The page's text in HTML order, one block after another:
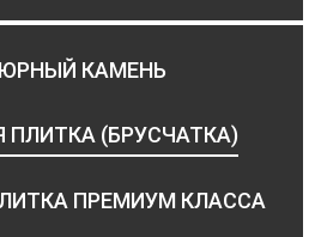
КАМЕНЬ
ПЛИТКА (БРУСЧАТКА)
ПРЕМИУМ КЛАССА